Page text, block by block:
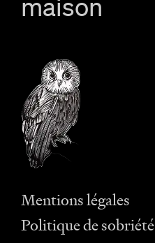
maison
Mentions légales
Politique de sobriété